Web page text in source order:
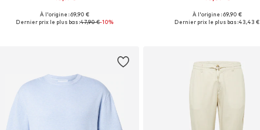
Disponible en plusieurs tailles
À l'origine : 69,90 €
Dernier prix le plus bas :47,90 €-10%
+7
Disponible en plusieurs tailles
À l'origine : 69,90 €
Dernier prix le plus bas :43,43 €